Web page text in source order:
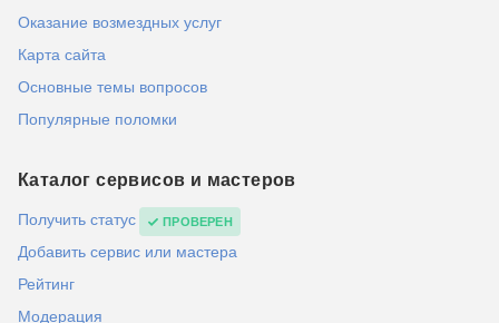
Оказание возмездных услуг
Карта сайта
Основные темы вопросов
Популярные поломки
Каталог сервисов и мастеров
Получить статус ПРОВЕРЕН
Добавить сервис или мастера
Рейтинг
Модерация